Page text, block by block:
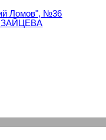
Ломов", №36
ЗАЙЦЕВА